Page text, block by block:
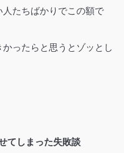
たちばかりでこの額で
ったらと思うとゾッとし
てしまった失敗談